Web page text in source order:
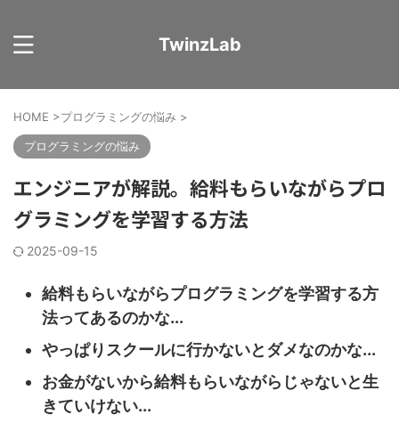
TwinzLab
HOME >プログラミングの悩み >
プログラミングの悩み
エンジニアが解説。給料もらいながらプロ
グラミングを学習する方法
2025-09-15
給料もらいながらプログラミングを学習する方
法ってあるのかな...
やっぱりスクールに行かないとダメなのかな...
お金がないから給料もらいながらじゃないと生
きていけない...